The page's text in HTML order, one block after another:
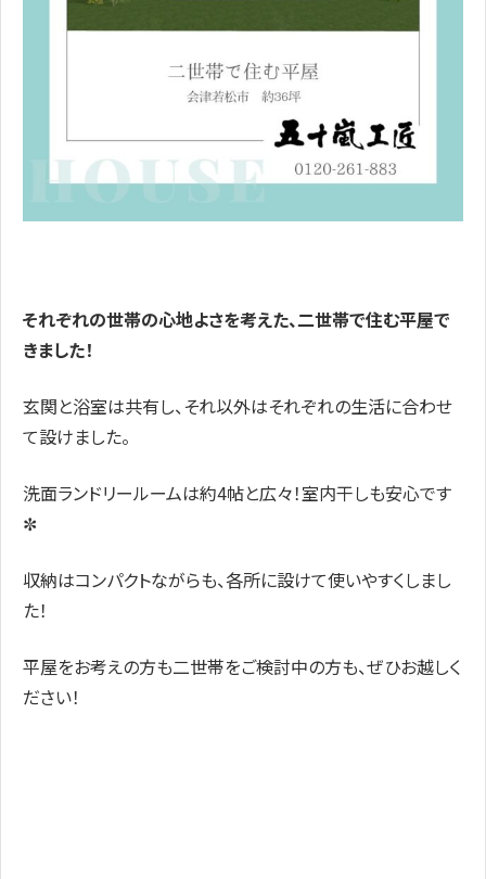
それぞれの世帯の心地よさを考えた、二世帯で住む平屋で
きました！
玄関と浴室は共有し、それ以外はそれぞれの生活に合わせ
て設けました。
洗面ランドリールームは約4帖と広々！室内干しも安心です
✼
収納はコンパクトながらも、各所に設けて使いやすくしまし
た！
平屋をお考えの方も二世帯をご検討中の方も、ぜひお越しく
ださい！